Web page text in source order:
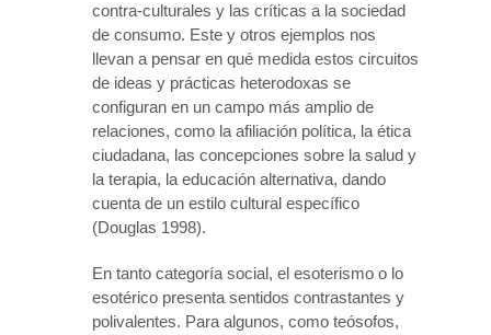
contra-culturales y las críticas a la sociedad
de consumo. Este y otros ejemplos nos
llevan a pensar en qué medida estos circuitos
de ideas y prácticas heterodoxas se
configuran en un campo más amplio de
relaciones, como la afiliación política, la ética
ciudadana, las concepciones sobre la salud y
la terapia, la educación alternativa, dando
cuenta de un estilo cultural específico
(Douglas 1998).
En tanto categoría social, el esoterismo o lo
esotérico presenta sentidos contrastantes y
polivalentes. Para algunos, como teósofos,